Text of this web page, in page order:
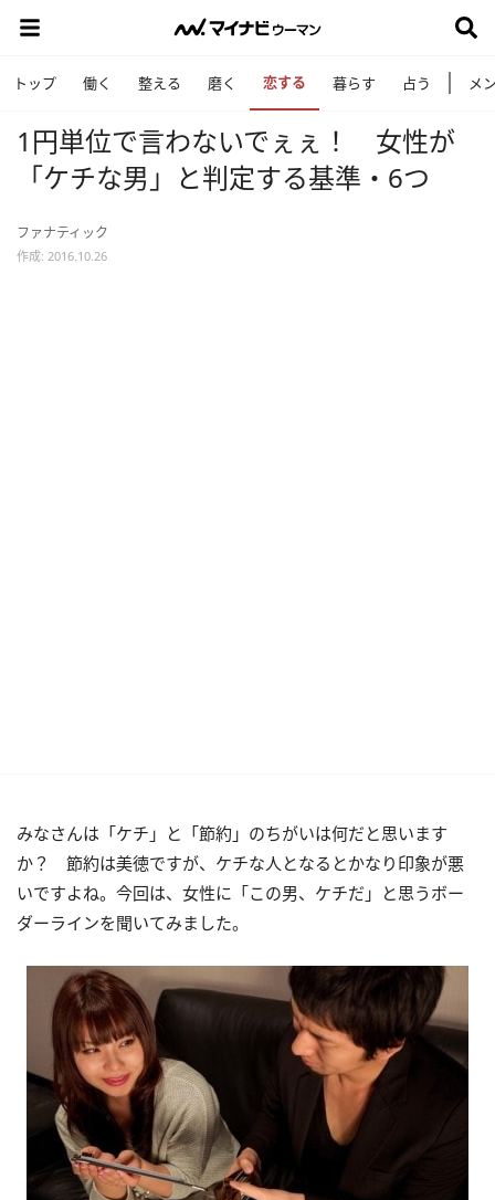
トップ 働く 整える 磨く 恋する 暮らす 占う メ
1円単位で言わないでぇぇ！ 女性が
「ケチな男」と判定する基準・6つ
ファナティック
作成: 2016.10.26
みなさんは「ケチ」と「節約」のちがいは何だと思います
か？ 節約は美徳ですが、ケチな人となるとかなり印象が悪
いですよね。今回は、女性に「この男、ケチだ」と思うボー
ダーラインを聞いてみました。